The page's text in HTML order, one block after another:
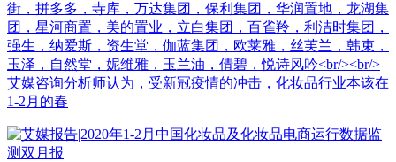
街，拼多多，寺库，万达集团，保利集团，华润置地，龙湖集
团，星河商置，美的置业，立白集团，百雀羚，利洁时集团，
强生，纳爱斯，资生堂，伽蓝集团，欧莱雅，丝芙兰，韩束，
玉泽，自然堂，妮维雅，玉兰油，倩碧，悦诗风吟<br/><br/>
艾媒咨询分析师认为，受新冠疫情的冲击，化妆品行业本该在
1-2月的春